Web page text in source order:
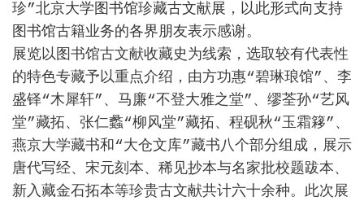
珍”北京大学图书馆珍藏古文献展，以此形式向支持
图书馆古籍业务的各界朋友表示感谢。
展览以图书馆古文献收藏史为线索，选取较有代表性
的特色专藏予以重点介绍，由方功惠“碧琳琅馆” 、李
盛铎“木犀轩” 、马廉“不登大雅之堂” 、缪荃孙“艺风
堂”藏拓、张仁蠡“柳风堂”藏拓、程砚秋“玉霜簃” 、
燕京大学藏书和“大仓文库”藏书八个部分组成，展示
唐代写经、宋元刻本、稀见抄本与名家批校题跋本、
新入藏金石拓本等珍贵古文献共计六十余种。此次展